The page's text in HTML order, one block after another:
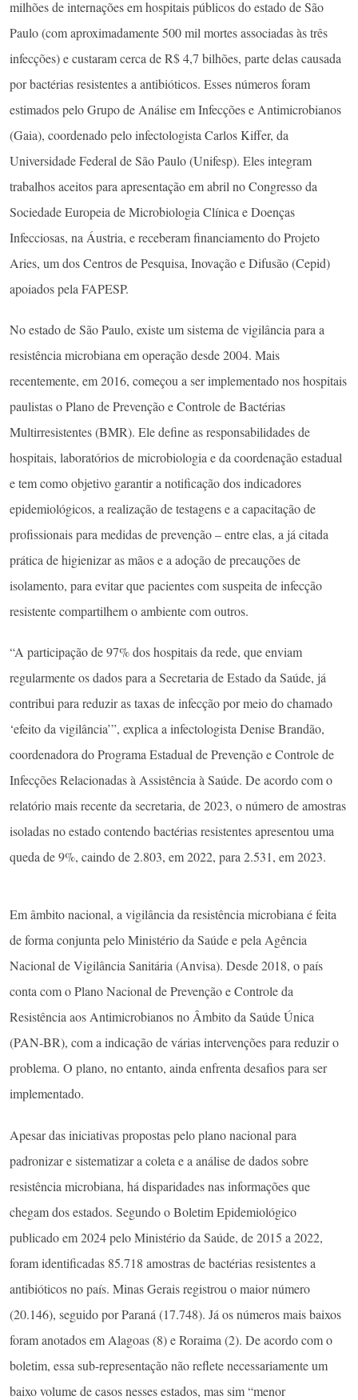
milhões de internações em hospitais públicos do estado de São
Paulo (com aproximadamente 500 mil mortes associadas às três
infecções) e custaram cerca de R$ 4,7 bilhões, parte delas causada
por bactérias resistentes a antibióticos. Esses números foram
estimados pelo Grupo de Análise em Infecções e Antimicrobianos
(Gaia), coordenado pelo infectologista Carlos Kiffer, da
Universidade Federal de São Paulo (Unifesp). Eles integram
trabalhos aceitos para apresentação em abril no Congresso da
Sociedade Europeia de Microbiologia Clínica e Doenças
Infecciosas, na Áustria, e receberam financiamento do Projeto
Aries, um dos Centros de Pesquisa, Inovação e Difusão (Cepid)
apoiados pela FAPESP.
No estado de São Paulo, existe um sistema de vigilância para a
resistência microbiana em operação desde 2004. Mais
recentemente, em 2016, começou a ser implementado nos hospitais
paulistas o Plano de Prevenção e Controle de Bactérias
Multirresistentes (BMR). Ele define as responsabilidades de
hospitais, laboratórios de microbiologia e da coordenação estadual
e tem como objetivo garantir a notificação dos indicadores
epidemiológicos, a realização de testagens e a capacitação de
profissionais para medidas de prevenção – entre elas, a já citada
prática de higienizar as mãos e a adoção de precauções de
isolamento, para evitar que pacientes com suspeita de infecção
resistente compartilhem o ambiente com outros.
“A participação de 97% dos hospitais da rede, que enviam
regularmente os dados para a Secretaria de Estado da Saúde, já
contribui para reduzir as taxas de infecção por meio do chamado
‘efeito da vigilância’”, explica a infectologista Denise Brandão,
coordenadora do Programa Estadual de Prevenção e Controle de
Infecções Relacionadas à Assistência à Saúde. De acordo com o
relatório mais recente da secretaria, de 2023, o número de amostras
isoladas no estado contendo bactérias resistentes apresentou uma
queda de 9%, caindo de 2.803, em 2022, para 2.531, em 2023.
Em âmbito nacional, a vigilância da resistência microbiana é feita
de forma conjunta pelo Ministério da Saúde e pela Agência
Nacional de Vigilância Sanitária (Anvisa). Desde 2018, o país
conta com o Plano Nacional de Prevenção e Controle da
Resistência aos Antimicrobianos no Âmbito da Saúde Única
(PAN-BR), com a indicação de várias intervenções para reduzir o
problema. O plano, no entanto, ainda enfrenta desafios para ser
implementado.
Apesar das iniciativas propostas pelo plano nacional para
padronizar e sistematizar a coleta e a análise de dados sobre
resistência microbiana, há disparidades nas informações que
chegam dos estados. Segundo o Boletim Epidemiológico
publicado em 2024 pelo Ministério da Saúde, de 2015 a 2022,
foram identificadas 85.718 amostras de bactérias resistentes a
antibióticos no país. Minas Gerais registrou o maior número
(20.146), seguido por Paraná (17.748). Já os números mais baixos
foram anotados em Alagoas (8) e Roraima (2). De acordo com o
boletim, essa sub-representação não reflete necessariamente um
baixo volume de casos nesses estados, mas sim “menor